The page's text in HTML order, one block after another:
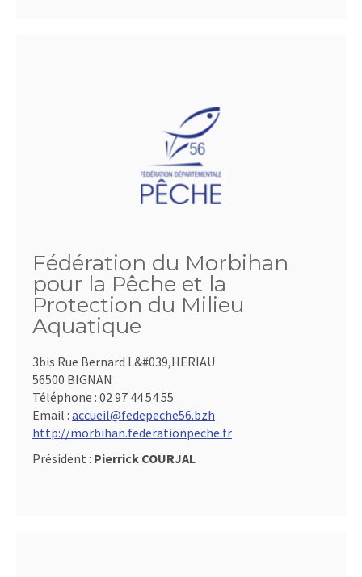
Fédération du Morbihan
pour la Pêche et la
Protection du Milieu
Aquatique
3bis Rue Bernard L&#039,HERIAU
56500 BIGNAN
Téléphone : 02 97 44 54 55
Email : accueil@fedepeche56.bzh
http://morbihan.federationpeche.fr
Président : Pierrick COURJAL